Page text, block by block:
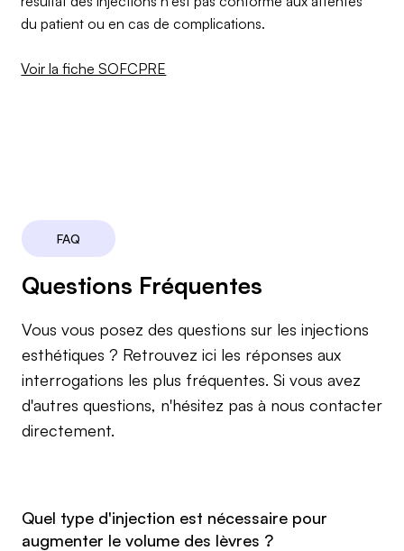
du patient ou en cas de complications.
Voir la fiche SOFCPRE
FAQ
Questions Fréquentes
Vous vous posez des questions sur les injections
esthétiques ? Retrouvez ici les réponses aux
interrogations les plus fréquentes. Si vous avez
d'autres questions, n'hésitez pas à nous contacter
directement.
Quel type d'injection est nécessaire pour
augmenter le volume des lèvres ?